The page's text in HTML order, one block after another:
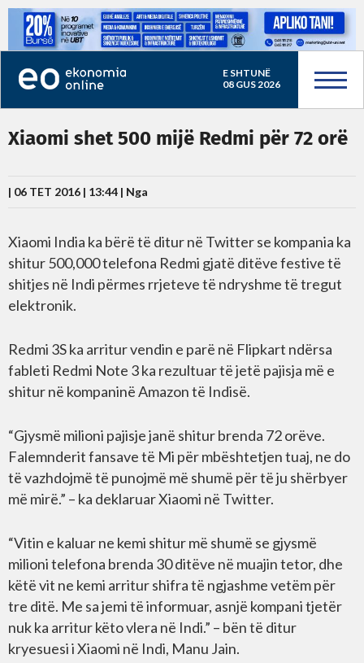
E SHTUNË
08 GUS 2026
Xiaomi shet 500 mijë Redmi për 72 orë
| 06 TET 2016 | 13:44 | Nga
Xiaomi India ka bërë të ditur në Twitter se kompania ka
shitur 500,000 telefona Redmi gjatë ditëve festive të
shitjes në Indi përmes rrjeteve të ndryshme të tregut
elektronik.
Redmi 3S ka arritur vendin e parë në Flipkart ndërsa
fableti Redmi Note 3 ka rezultuar të jetë pajisja më e
shitur në kompaninë Amazon të Indisë.
“Gjysmë milioni pajisje janë shitur brenda 72 orëve.
Falemnderit fansave të Mi për mbështetjen tuaj, ne do
të vazhdojmë të punojmë më shumë për të ju shërbyer
më mirë.” – ka deklaruar Xiaomi në Twitter.
“Vitin e kaluar ne kemi shitur më shumë se gjysmë
milioni telefona brenda 30 ditëve në muajin tetor, dhe
këtë vit ne kemi arritur shifra të ngjashme vetëm për
tre ditë. Me sa jemi të informuar, asnjë kompani tjetër
nuk ka arritur këto vlera në Indi.” – bën të ditur
kryesuesi i Xiaomi në Indi, Manu Jain.